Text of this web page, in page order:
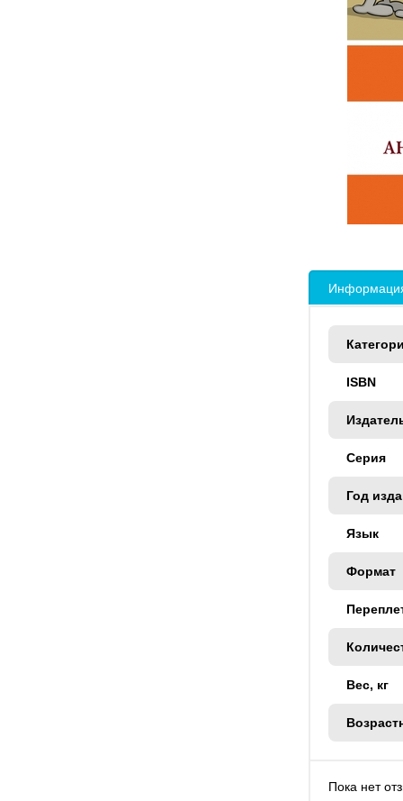
ISBN
Серия
Год
Язык
Формат
Вес, кг
Пока нет